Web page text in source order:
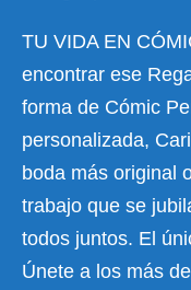
TU VIDA EN
encontrar ese
forma de Cómic
personalizada,
boda más original
trabajo que se
todos juntos. El
Únete a los más